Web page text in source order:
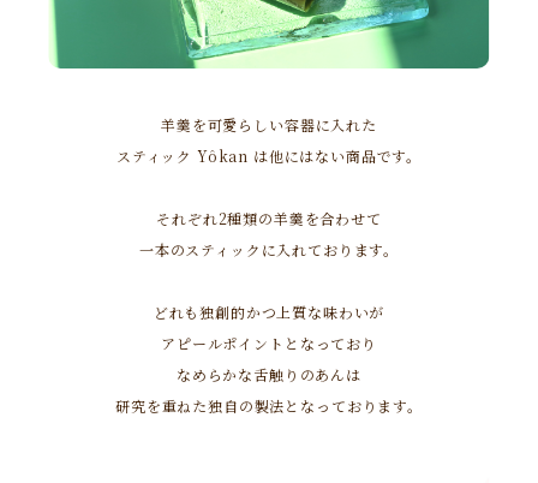
羊羹を可愛らしい容器に入れた
スティック Yôkan は他にはない商品です。
それぞれ2種類の羊羹を合わせて
一本のスティックに入れております。
どれも独創的かつ上質な味わいが
アピールポイントとなっており
なめらかな舌触りのあんは
研究を重ねた独自の製法となっております。